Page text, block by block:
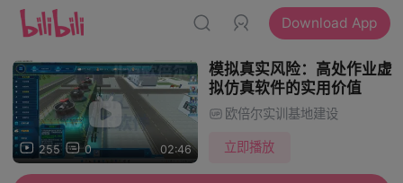
Download App
255 0 02:46
模拟真实风险：高处作业虚
拟仿真软件的实用价值
欧倍尔实训基地建设
立即播放